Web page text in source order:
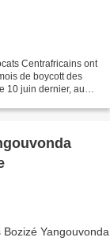
Centrafricains ont
de boycott des
10 juin dernier, au